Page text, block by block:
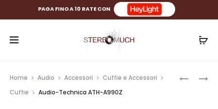
PAGA FINO A 10 RATE CON
AUDIO-
Home Audio Accessori
Cuffie e Accessori
Cuffie
Audio-Technica ATH-A990Z